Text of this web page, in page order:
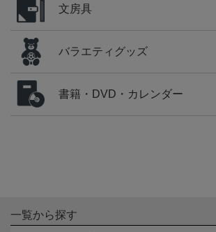
文房具
バラエティグッズ
書籍・DVD・カレンダー
一覧から探す